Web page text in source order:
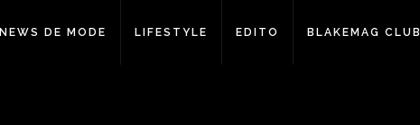
NEWS DE MODE LIFESTYLE EDITO BLAKEMAG CLUB